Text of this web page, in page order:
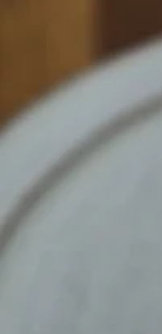
誠光社で選
おすすめの本
紹介します。
おすすめの